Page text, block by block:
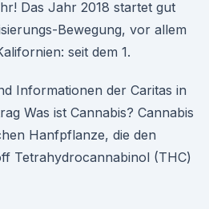
Das Jahr 2018 startet gut
Bewegung, vor allem
seit dem 1.
Informationen der Caritas in
Was ist Cannabis? Cannabis
Hanfpflanze, die den
Tetrahydrocannabinol (THC)